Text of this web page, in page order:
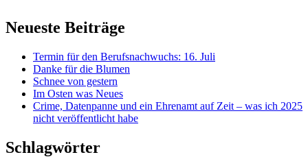
Neueste Beiträge
Termin für den Berufsnachwuchs: 16. Juli
Danke für die Blumen
Schnee von gestern
Im Osten was Neues
Crime, Datenpanne und ein Ehrenamt auf Zeit – was ich 2025
nicht veröffentlicht habe
Schlagwörter